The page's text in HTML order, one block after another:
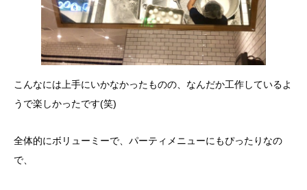
こんなには上手にいかなかったものの、なんだか工作しているよ
うで楽しかったです(笑)
全体的にボリューミーで、パーティメニューにもぴったりなの
で、